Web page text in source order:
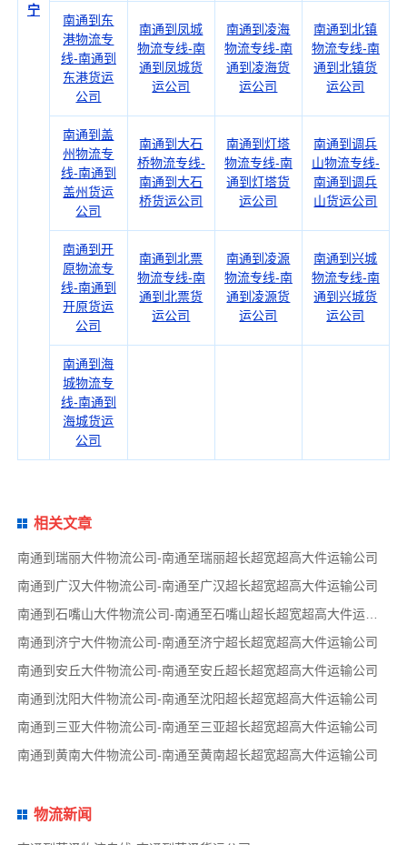
宁
南通到东
港物流专
线-南通到
东港货运
公司
南通到凤城
物流专线-南
通到凤城货
运公司
南通到凌海
物流专线-南
通到凌海货
运公司
南通到北镇
物流专线-南
通到北镇货
运公司
南通到盖
州物流专
线-南通到
盖州货运
公司
南通到大石
桥物流专线-
南通到大石
桥货运公司
南通到灯塔
物流专线-南
通到灯塔货
运公司
南通到调兵
山物流专线-
南通到调兵
山货运公司
南通到开
原物流专
线-南通到
开原货运
公司
南通到北票
物流专线-南
通到北票货
运公司
南通到凌源
物流专线-南
通到凌源货
运公司
南通到兴城
物流专线-南
通到兴城货
运公司
南通到海
城物流专
线-南通到
海城货运
公司
相关文章
南通到瑞丽大件物流公司-南通至瑞丽超长超宽超高大件运输公司
南通到广汉大件物流公司-南通至广汉超长超宽超高大件运输公司
南通到石嘴山大件物流公司-南通至石嘴山超长超宽超高大件运输公司
南通到济宁大件物流公司-南通至济宁超长超宽超高大件运输公司
南通到安丘大件物流公司-南通至安丘超长超宽超高大件运输公司
南通到沈阳大件物流公司-南通至沈阳超长超宽超高大件运输公司
南通到三亚大件物流公司-南通至三亚超长超宽超高大件运输公司
南通到黄南大件物流公司-南通至黄南超长超宽超高大件运输公司
物流新闻